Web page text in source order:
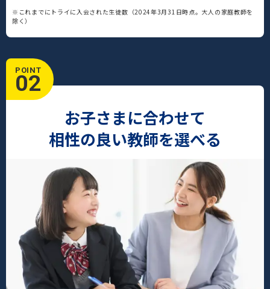
※これまでにトライに入会された生徒数（2024年3月31日時点。大人の家庭教師を
除く）
POINT
02
お子さまに合わせて
相性の良い教師を選べる